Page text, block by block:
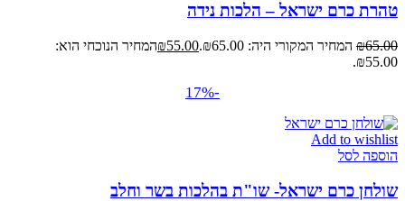
טהרת כרם ישראל – הלכות נידה
₪65.00 המחיר המקורי היה: ₪65.00. ₪55.00
המחיר הנוכחי הוא:
₪55.00.
-17%
Add to wishlist
הוספה לסל
שולחן כרם ישראל- שו"ת בהלכות בשר וחלב